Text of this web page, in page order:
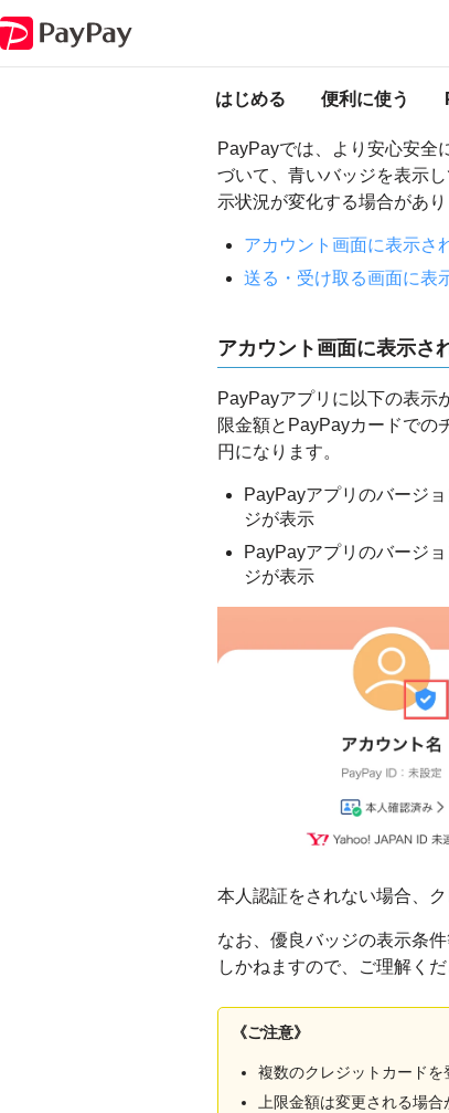
はじめる 便利に使う
PayPayアプリに
PayPayでは、より安心安全
づいて、青いバッジを表示
示状況が変化する場合があ
アカウント画面に表示さ
送る・受け取る画面に表
アカウント画面に表示さ
PayPayアプリに以下の表示
限金額とPayPayカードでの
円になります。
PayPayアプリのバージ
ジが表示
PayPayアプリのバージ
ジが表示
本人認証をされない場合、
なお、優良バッジの表示条
しかねますので、ご理解く
《ご注意》
複数のクレジットカード
上限金額は変更される場合